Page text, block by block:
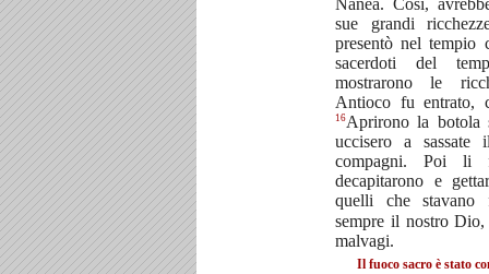
sue grandi
presentò nel tempio
sacerdoti del
mostrarono le
Antioco fu entrato,
16Aprirono la botola
uccisero a
compagni. Poi li
decapitarono e
quelli che
sempre il nostro
malvagi.
Il fuoco sacro è stato